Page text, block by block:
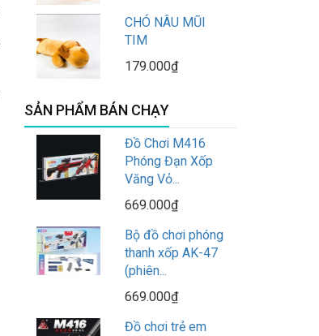
CHÓ NÂU MŨI
TIM
179.000₫
SẢN PHẨM BÁN CHẠY
Đồ Chơi M416
Phóng Đạn Xốp
Văng Vỏ...
669.000₫
Bộ đồ chơi phóng
thanh xốp AK-47
(phiên...
669.000₫
Đồ chơi trẻ em